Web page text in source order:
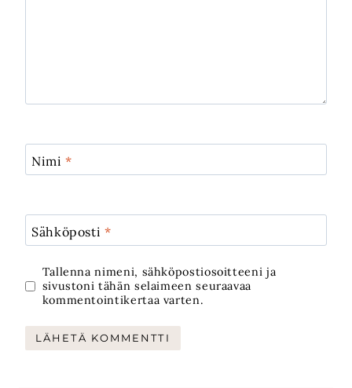
Nimi*
Sähköposti*
Tallenna nimeni, sähköpostiosoitteeni ja
sivustoni tähän selaimeen seuraavaa
kommentointikertaa varten.